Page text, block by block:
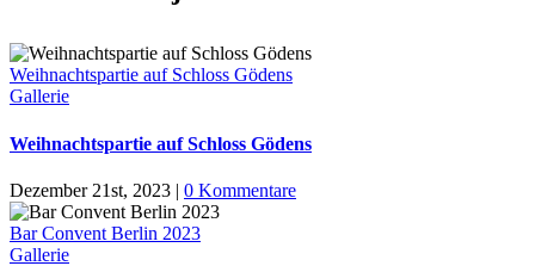
Weihnachtspartie auf Schloss Gödens
Gallerie
Weihnachtspartie auf Schloss Gödens
Dezember 21st, 2023 | 0 Kommentare
Bar Convent Berlin 2023
Gallerie